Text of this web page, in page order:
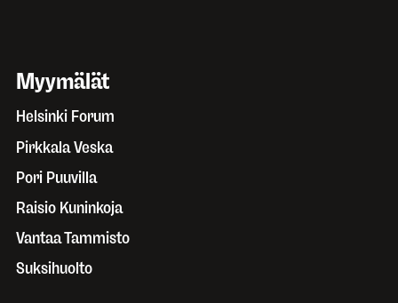
Myymälät
Helsinki Forum
Pirkkala Veska
Pori Puuvilla
Raisio Kuninkoja
Vantaa Tammisto
Suksihuolto